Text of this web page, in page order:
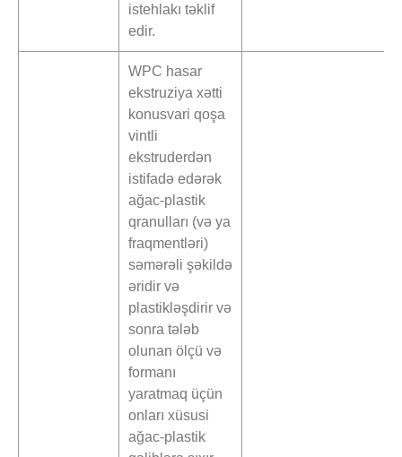
istehlakı təklif
edir.
WPC hasar
ekstruziya xətti
konusvari qoşa
vintli
ekstruderdən
istifadə edərək
ağac-plastik
qranulları (və ya
fraqmentləri)
səmərəli şəkildə
əridir və
plastikləşdirir və
sonra tələb
olunan ölçü və
formanı
yaratmaq üçün
onları xüsusi
ağac-plastik